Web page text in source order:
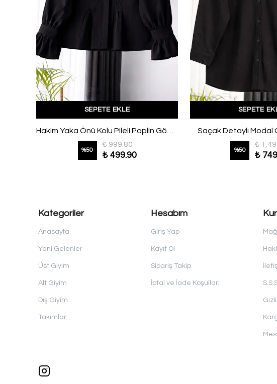
SEPETE EKLE
Hakim Yaka Önü Kolu Pileli Poplin Gömlek Siyah
%50
₺ 999.80
₺ 499.90
SEPETE
Saçak Detaylı Modal
%50
₺
₺
Kategoriler
Anasayfa
Yeni Gelenler
Üst Giyim
Alt Giyim
Dış Giyim
Takımlar
Hesabım
Giriş Yap
Kayıt Ol
Sipariş Takip
İptal ve İade Koşulları